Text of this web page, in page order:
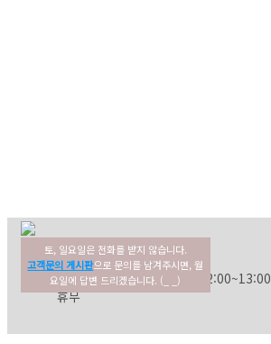
토, 일요일은 전화를 받지 않습니다.
고객문의 게시판으로 문의를 남겨주시면, 월
요일에 답변 드리겠습니다. (_ _)
고객센터 02-354-3022
평일: 09:30~17:30 (점심:
휴무